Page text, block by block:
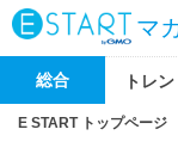
マ
総合 トレ
E START トップページ